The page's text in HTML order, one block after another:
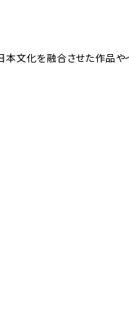
本文化を融合させた作品